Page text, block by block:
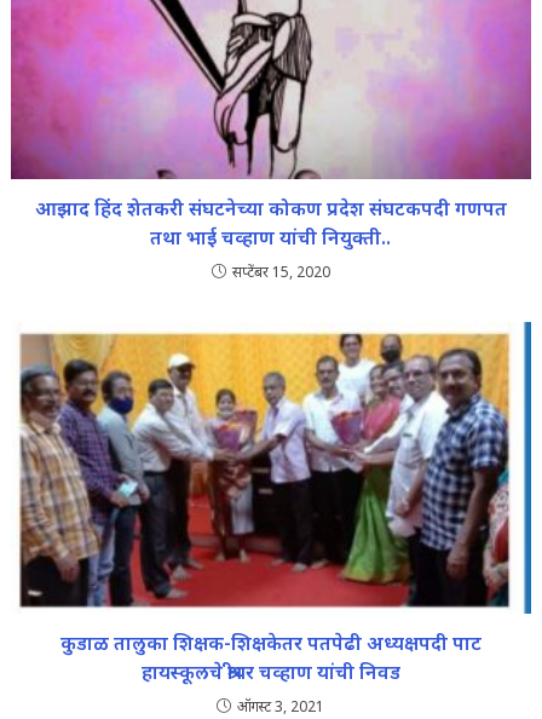
आझाद हिंद शेतकरी संघटनेच्या कोकण प्रदेश संघटकपदी गणपत
तथा भाई चव्हाण यांची नियुक्ती..
सप्टेंबर 15, 2020
कुडाळ तालुका शिक्षक-शिक्षकेतर पतपेढी अध्यक्षपदी पाट
हायस्कूलचे श्रीधर चव्हाण यांची निवड
ऑगस्ट 3, 2021